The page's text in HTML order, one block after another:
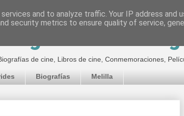
de Jorge
de cine, Libros de cine, Conmemoraciones,
Biografías Melilla
and to analyze traffic. Your IP address and
security metrics to ensure quality of service,